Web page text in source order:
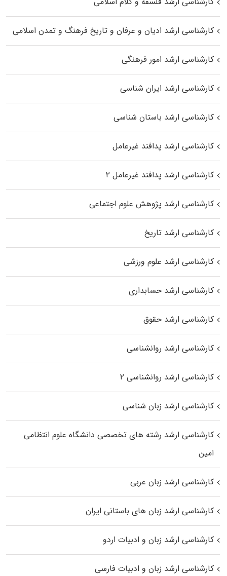
کارشناسی ارشد ادیان و عرفان و تاریخ فرهنگ و تمدن اسلامی
کارشناسی ارشد امور فرهنگی
کارشناسی ارشد ایران شناسی
کارشناسی ارشد باستان شناسی
کارشناسی ارشد پدافند غیرعامل
کارشناسی ارشد پدافند غیرعامل ۲
کارشناسی ارشد پژوهش علوم اجتماعی
کارشناسی ارشد تاریخ
کارشناسی ارشد علوم ورزشی
کارشناسی ارشد حسابداری
کارشناسی ارشد حقوق
کارشناسی ارشد روانشناسی
کارشناسی ارشد روانشناسی ۲
کارشناسی ارشد زبان شناسی
کارشناسی ارشد رﺷﺘﻪ ﻫﺎی تخصصی داﻧﺸﮕﺎه ﻋﻠﻮم انتظامی
اﻣﻴﻦ
کارشناسی ارشد زبان عربی
کارشناسی ارشد زبان‌ های باستانی ایران
کارشناسی ارشد زبان و ادبیات اردو
کارشناسی ارشد زبان و ادبیات فارسی